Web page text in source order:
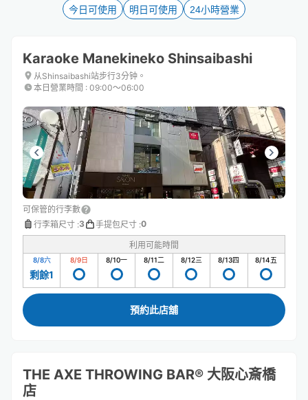
keyboard
shortcuts
for
changing
dates.
key
to
keyboard
shortcuts
for
changing
dates.
今日可使用 明日可使用 24小時營業
Karaoke Manekineko Shinsaibashi
从Shinsaibashi站步行3分钟。
本日營業時間 : 09:00〜06:00
可保管的行李數
行李箱尺寸 :3 手提包尺寸 :0
利用可能時間
8/8六
剩餘1
8/9日 8/10一 8/11二 8/12三 8/13四 8/14五
預約此店舖
THE AXE THROWING BAR®︎ 大阪心斎橋
店